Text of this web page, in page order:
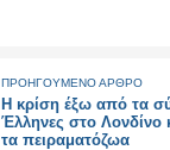
ΠΡΟΗΓΟΥΜΕΝΟ ΑΡΘΡΟ
Η κρίση έξω από τα
Έλληνες στο Λονδίνο
τα πειραματόζωα